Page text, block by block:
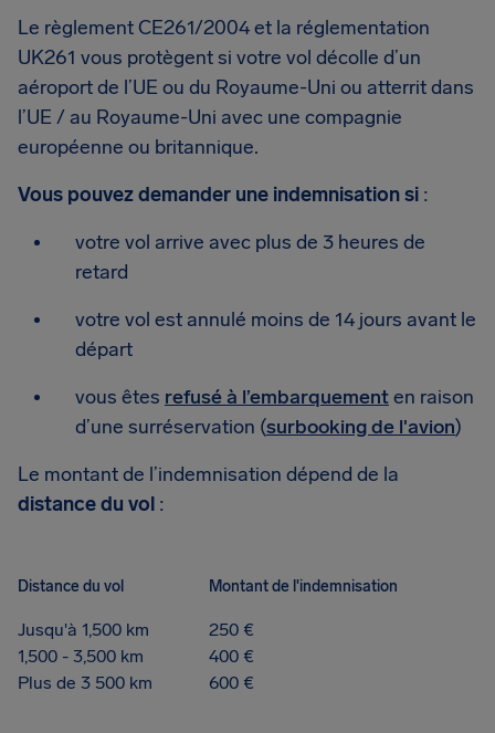
Le règlement CE261/2004 et la réglementation
UK261 vous protègent si votre vol décolle d’un
aéroport de l’UE ou du Royaume-Uni ou atterrit dans
l’UE / au Royaume-Uni avec une compagnie
européenne ou britannique.
Vous pouvez demander une indemnisation si :
votre vol arrive avec plus de 3 heures de
retard
votre vol est annulé moins de 14 jours avant le
départ
vous êtes refusé à l’embarquementen raison
d’une surréservation (surbooking de l'avion)
Le montant de l’indemnisation dépend de la
distance du vol :
Distance du vol Montant de l'indemnisation
Jusqu'à 1,500 km
250 €
1,500 - 3,500 km
400 €
Plus de 3 500 km
600 €